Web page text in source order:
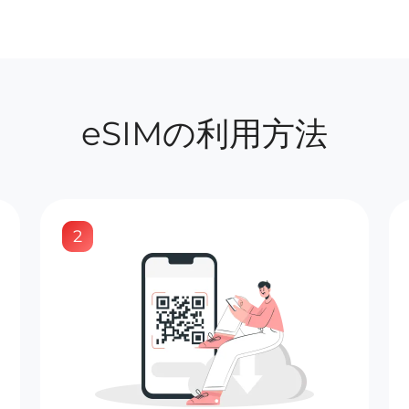
eSIMの利用方法
2